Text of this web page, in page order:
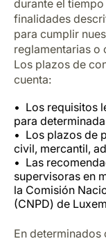
durante el
finalidades
para cumplir
reglamentarias o
Los plazos de
cuenta:
Los requisitos
para
Los plazos de
civil, mercantil,
Las
supervisoras en
la Comisión
(CNPD) de
En determinados